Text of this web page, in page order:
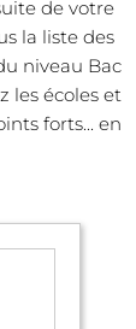
de votre
la liste des
niveau Bac
les écoles et
forts... en